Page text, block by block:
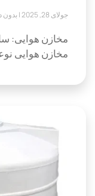
جولای 28, 2025 بدون
مخازن هوایی:
مخازن هوایی